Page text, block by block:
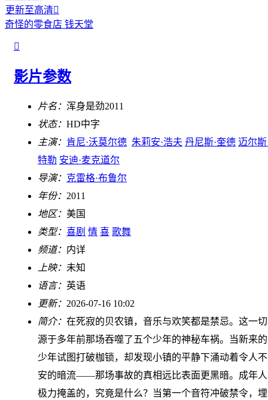
更新至高清
奇怪的零食店 钱天堂

影片参数
片名： 浑身是劲2011
状态： HD中字
主演： 肯尼·沃莫尔德 朱莉安·浩夫 丹尼斯·奎德 迈尔斯
特勒 安迪·麦克道尔
导演： 克雷格·布鲁尔
年份： 2011
地区： 美国
类型： 喜剧 情 喜 歌舞
频道： 内详
上映： 未知
语言： 英语
更新： 2026-07-16 10:02
简介： 在死寂的贝农镇，音乐与欢笑都是禁忌。这一切
源于多年前那场吞噬了五个少年的神秘车祸。当新来的
少年试图打破枷锁，却发现小镇的平静下涌动着令人不
安的暗流——那场事故的真相远比表面更黑暗。成年人
极力掩盖的，究竟是什么？当第一个音符冲破禁令，埋